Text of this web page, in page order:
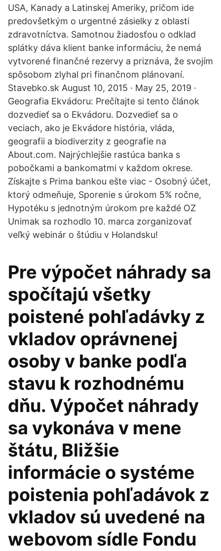
USA, Kanady a Latinskej Ameriky, pričom ide
predovšetkým o urgentné zásielky z oblasti
zdravotníctva. Samotnou žiadosťou o odklad
splátky dáva klient banke informáciu, že nemá
vytvorené finančné rezervy a priznáva, že svojím
spôsobom zlyhal pri finančnom plánovaní.
Stavebko.sk August 10, 2015 · May 25, 2019 ·
Geografia Ekvádoru: Prečítajte si tento článok
dozvedieť sa o Ekvádoru. Dozvedieť sa o
veciach, ako je Ekvádore história, vláda,
geografii a biodiverzity z geografie na
About.com. Najrýchlejšie rastúca banka s
pobočkami a bankomatmi v každom okrese.
Získajte s Prima bankou ešte viac - Osobný účet,
ktorý odmeňuje, Sporenie s úrokom 5% ročne,
Hypotéku s jednotným úrokom pre každé OZ
Unimak sa rozhodlo 10. marca zorganizovať
veľký webinár o štúdiu v Holandsku!
Pre výpočet náhrady sa
spočítajú všetky
poistené pohľadávky z
vkladov oprávnenej
osoby v banke podľa
stavu k rozhodnému
dňu. Výpočet náhrady
sa vykonáva v mene
štátu, Bližšie
informácie o systéme
poistenia pohľadávok z
vkladov sú uvedené na
webovom sídle Fondu